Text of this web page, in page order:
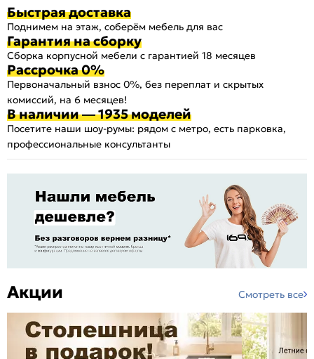
Быстрая доставка
Поднимем на этаж, соберём мебель для вас
Гарантия на сборку
Сборка корпусной мебели с гарантией 18 месяцев
Рассрочка 0%
Первоначальный взнос 0%, без переплат и скрытых
комиссий, на 6 месяцев!
В наличии — 1935 моделей
Посетите наши шоу-румы: рядом с метро, есть парковка,
профессиональные консультанты
Акции Смотреть все